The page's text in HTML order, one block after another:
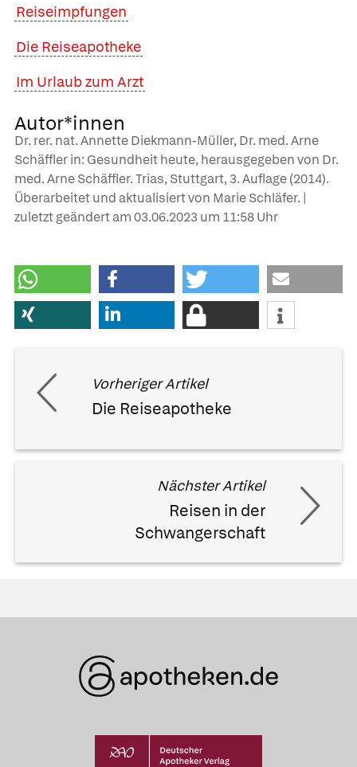
Reiseimpfungen
Die Reiseapotheke
Im Urlaub zum Arzt
Autor*innen
Dr. rer. nat. Annette Diekmann-Müller, Dr. med. Arne
Schäffler in: Gesundheit heute, herausgegeben von Dr.
med. Arne Schäffler. Trias, Stuttgart, 3. Auflage (2014).
Überarbeitet und aktualisiert von Marie Schläfer. |
zuletzt geändert am03.06.2023 um 11:58 Uhr
Vorheriger Artikel
Die Reiseapotheke
Nächster Artikel
Reisen in der
Schwangerschaft